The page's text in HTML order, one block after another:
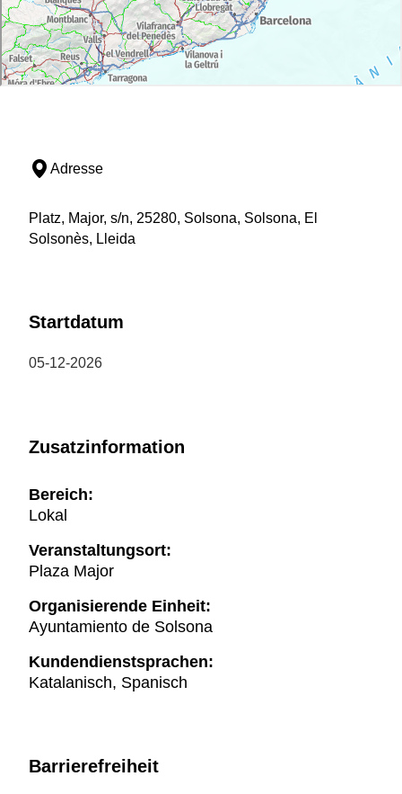
Adresse
Platz, Major, s/n, 25280, Solsona, Solsona, El
Solsonès, Lleida
Startdatum
05-12-2026
Zusatzinformation
Bereich:
Lokal
Veranstaltungsort:
Plaza Major
Organisierende Einheit:
Ayuntamiento de Solsona
Kundendienstsprachen:
Katalanisch, Spanisch
Barrierefreiheit